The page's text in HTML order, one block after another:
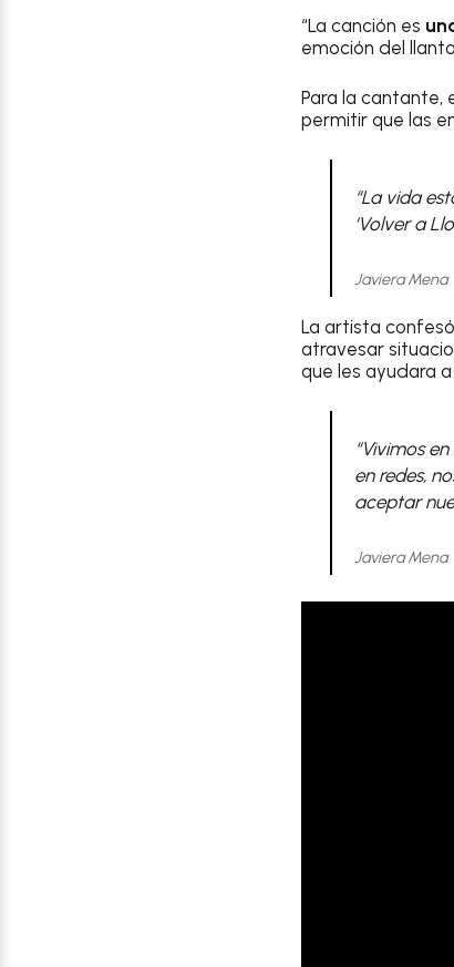
“La canción es
emoción del
Para la cantante,
permitir que las
“La vida
‘Volver a
Javiera Mena
La artista
atravesar
que les ayudara
“Vivimos
en redes,
aceptar
Javiera Mena